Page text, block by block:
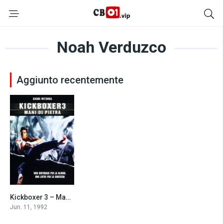
Noah Verduzco
Aggiunto recentemente
3.9
Kickboxer 3 – Mani di pietra (1992)
Jun. 11, 1992